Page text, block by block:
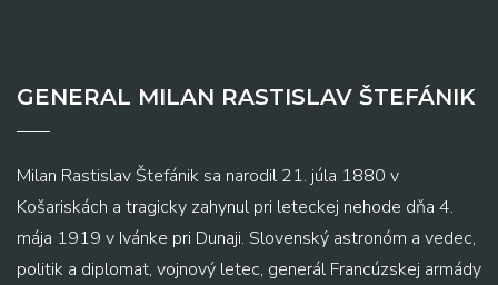
GENERAL MILAN RASTISLAV ŠTEFÁNIK
Milan Rastislav Štefánik sa narodil 21. júla 1880 v
Košariskách a tragicky zahynul pri leteckej nehode dňa 4.
mája 1919 v Ivánke pri Dunaji. Slovenský astronóm a vedec,
politik a diplomat, vojnový letec, generál Francúzskej armády